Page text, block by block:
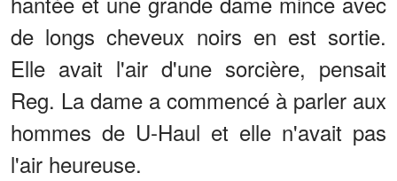
de longs cheveux noirs en est sortie.
Elle avait l'air d'une sorcière, pensait
Reg. La dame a commencé à parler aux
hommes de U-Haul et elle n'avait pas
l'air heureuse.